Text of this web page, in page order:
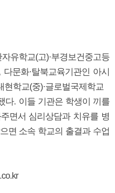
유학교(고)·부경보건중고등
다문화·탈북교육기관인 아시
현학교(중)·글로벌국제학교
다. 이들 기관은 학생이 끼를
면서 심리상담과 치유를 병
면 소속 학교의 출결과 수업